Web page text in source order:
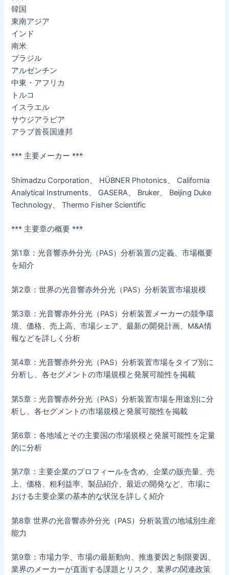
韓国
東南アジア
インド
南米
ブラジル
アルゼンチン
中東・アフリカ
トルコ
イスラエル
サウジアラビア
アラブ首長国連邦
*** 主要メーカー ***
Shimadzu Corporation、 HÜBNER Photonics、 California
Analytical Instruments、 GASERA、 Bruker、 Beijing Duke
Technology、 Thermo Fisher Scientific
*** 主要章の概要 ***
第1章：光音響赤外分光（PAS）分析装置の定義、市場概要
を紹介
第2章：世界の光音響赤外分光（PAS）分析装置市場規模
第3章：光音響赤外分光（PAS）分析装置メーカーの競争環
境、価格、売上高、市場シェア、最新の開発計画、M&A情
報などを詳しく分析
第4章：光音響赤外分光（PAS）分析装置市場をタイプ別に
分析し、各セグメントの市場規模と発展可能性を掲載
第5章：光音響赤外分光（PAS）分析装置市場を用途別に分
析し、各セグメントの市場規模と発展可能性を掲載
第6章：各地域とその主要国の市場規模と発展可能性を定量
的に分析
第7章：主要企業のプロフィールを含め、企業の販売量、売
上、価格、粗利益率、製品紹介、最近の開発など、市場に
おける主要企業の基本的な状況を詳しく紹介
第8章 世界の光音響赤外分光（PAS）分析装置の地域別生産
能力
第9章：市場力学、市場の最新動向、推進要因と制限要因、
業界のメーカーが直面する課題とリスク、業界の関連政策